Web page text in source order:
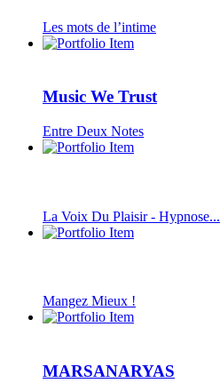
Les mots de l’intime
Music We Trust
Entre Deux Notes
La Voix Du Plaisir - Hypnose...
Mangez Mieux !
MARSANARYAS